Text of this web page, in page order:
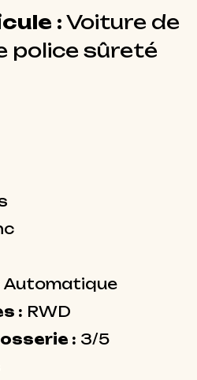
: Voiture de
police sûreté
Automatique
: RWD
: 3/5